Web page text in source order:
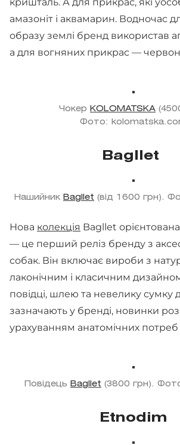
амазоніт і аквамарин. Водночас
образу землі бренд використав
а для вогняних прикрас —
Чокер KOLOMATSKA
Фото:
Bagllet
Нашийник Bagllet (від 1600 грн).
Нова колекція Bagllet
— це перший реліз бренду з
собак. Він включає вироби з
лаконічним і класичним
повідці, шлею та невелику сумку
зазначають у бренді, новинки
урахуванням анатомічних
Повідець Bagllet (3800 грн).
Etnodim